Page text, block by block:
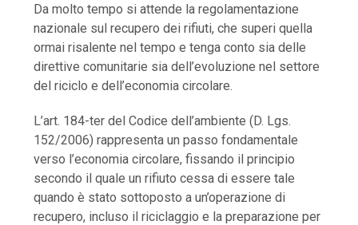
Da molto tempo si attende la regolamentazione
nazionale sul recupero dei rifiuti, che superi quella
ormai risalente nel tempo e tenga conto sia delle
direttive comunitarie sia dell’evoluzione nel settore
del riciclo e dell’economia circolare.
L’art. 184-ter del Codice dell’ambiente (D. Lgs.
152/2006) rappresenta un passo fondamentale
verso l’economia circolare, fissando il principio
secondo il quale un rifiuto cessa di essere tale
quando è stato sottoposto a un’operazione di
recupero, incluso il riciclaggio e la preparazione per